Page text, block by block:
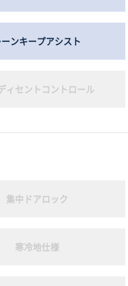
ーンキープアシスト
ィセントコントロール
集中ドアロック
寒冷地仕様